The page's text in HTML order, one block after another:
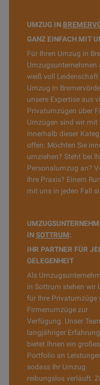
UMZUG IN
GANZ EINFACH MIT
Für Ihren Umzug in
Umzugsunternehmen
weiß voll
Umzug in
unsere Expertise aus
Privatumzügen über
Umzügen sind wir mit
innerhalb dieser
offen: Möchten Sie
umziehen? Steht bei
Personalumzug an?
Ihre Praxis? Einem
mit uns in jeden Fall
IN SOTTRUM:
IHR PARTNER FÜR
GELEGENHEIT
Als
in Sottrum stehen wir
für Ihre Privatumzüge
Firmenumzüge zur
Verfügung. Unser
langjähriger Erfahrung
bietet Ihnen ein großes
Portfolio an
sodass Ihr Umzug
reibungslos verläuft.